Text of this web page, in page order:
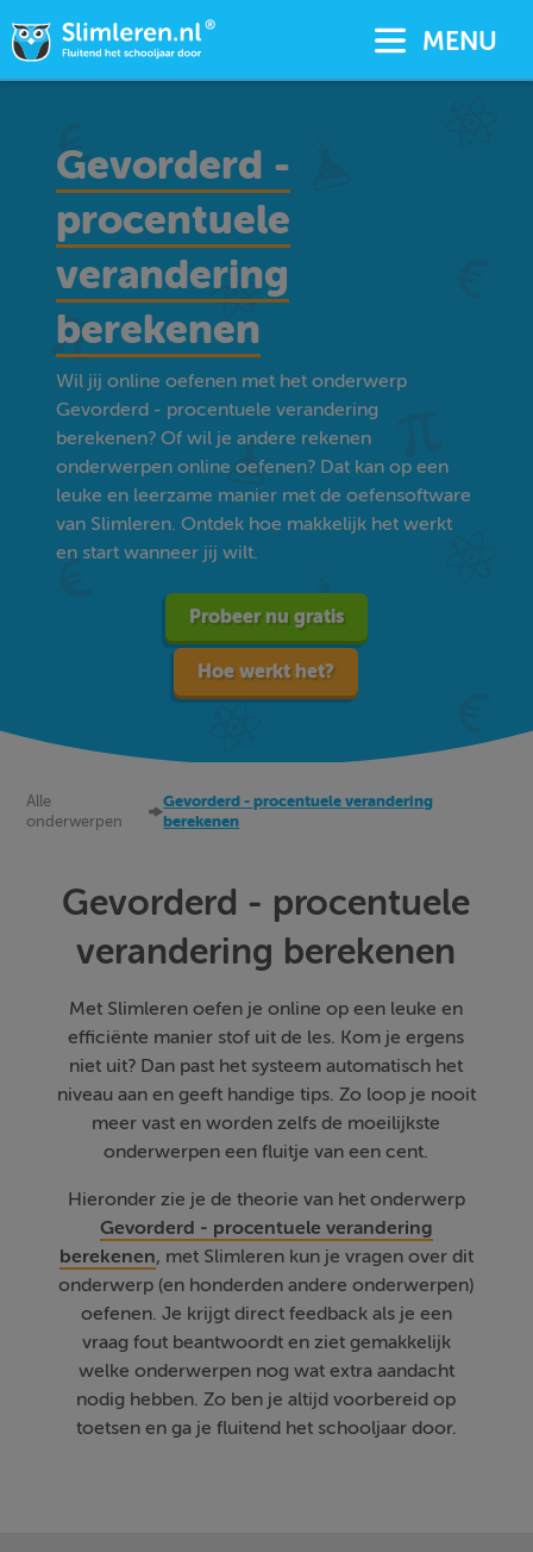
MENU
Gevorderd -
procentuele
verandering
berekenen
Wil jij online oefenen met het onderwerp
Gevorderd - procentuele verandering
berekenen? Of wil je andere rekenen
onderwerpen online oefenen? Dat kan op een
leuke en leerzame manier met de oefensoftware
van Slimleren. Ontdek hoe makkelijk het werkt
en start wanneer jij wilt.
Probeer nu gratis
Hoe werkt het?
Alle
onderwerpen
Gevorderd - procentuele verandering
berekenen
Gevorderd - procentuele
verandering berekenen
Met Slimleren oefen je online op een leuke en
efficiënte manier stof uit de les. Kom je ergens
niet uit? Dan past het systeem automatisch het
niveau aan en geeft handige tips. Zo loop je nooit
meer vast en worden zelfs de moeilijkste
onderwerpen een fluitje van een cent.
Hieronder zie je de theorie van het onderwerp
Gevorderd - procentuele verandering
berekenen, met Slimleren kun je vragen over dit
onderwerp (en honderden andere onderwerpen)
oefenen. Je krijgt direct feedback als je een
vraag fout beantwoordt en ziet gemakkelijk
welke onderwerpen nog wat extra aandacht
nodig hebben. Zo ben je altijd voorbereid op
toetsen en ga je fluitend het schooljaar door.